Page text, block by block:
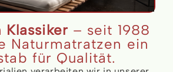
Klassiker – seit 1988
Naturmatratzen ein
für Qualität.